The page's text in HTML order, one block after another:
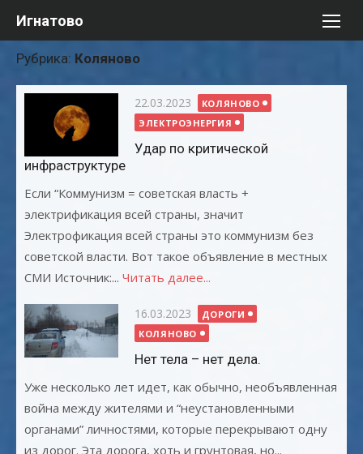
содержимому
Игнатово
Рубрика: Коляново
Опубликовано
22.03.2023
КОЛЯНОВО
ЭЛЕКТРОЭНЕРГИЯ
Удар по критической
инфраструктуре
Если “Коммунизм = советская власть +
электрификация всей страны, значит
Электрофикация всей страны это коммунизм без
советской власти. Вот такое объявление в местных
СМИ Источник:... Читать далее...
Опубликовано
16.03.2023
ДОРОГИ
КОЛЯНОВО
Нет тела – нет дела.
Уже несколько лет идет, как обычно, необъявленная
война между жителями и “неустановленными
органами” личностями, которые перекрывают одну
из дорог. Эта дорога, хоть и грунтовая, но...